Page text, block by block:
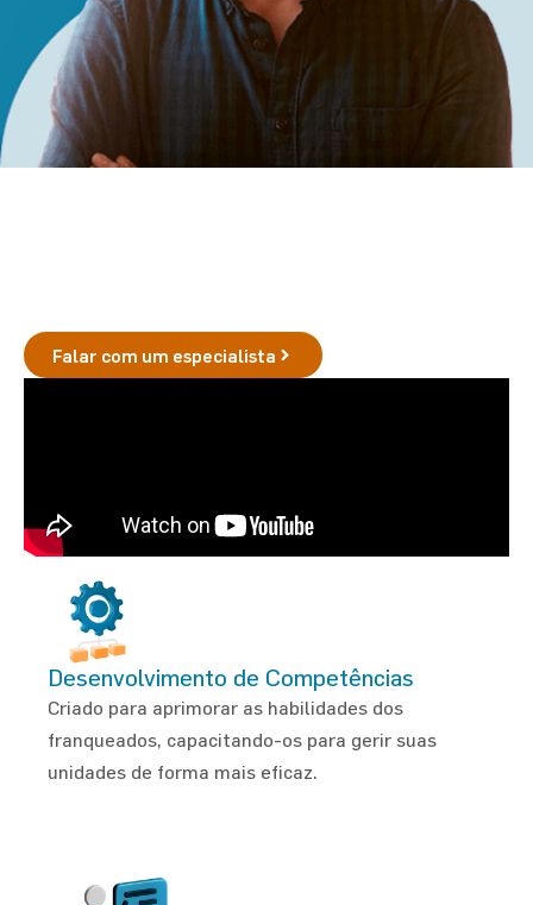
Falar com um especialista
Desenvolvimento de Competências
Criado para aprimorar as habilidades dos
franqueados, capacitando-os para gerir suas
unidades de forma mais eficaz.